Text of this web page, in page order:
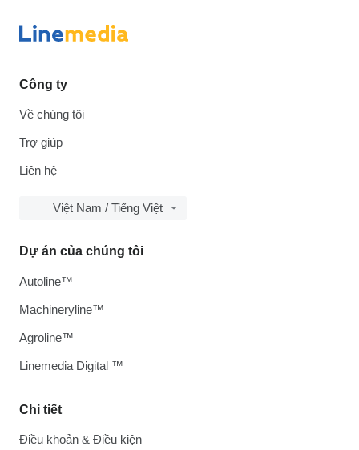
Công ty
Về chúng tôi
Trợ giúp
Liên hệ
Việt Nam / Tiếng Việt
Chi tiết
Điều khoản & Điều kiện
Dự án của chúng tôi
Autoline™
Machineryline™
Agroline™
Linemedia Digital ™